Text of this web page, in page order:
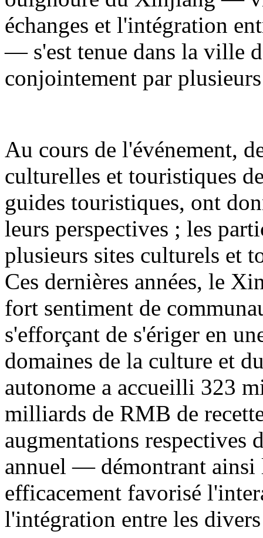
échanges et l'intégration
— s'est tenue dans la ville
conjointement par
Au cours de l'événement,
culturelles et touristiques
guides touristiques, ont
leurs perspectives ; les
plusieurs sites culturels et
Ces dernières années, le
fort sentiment de
s'efforçant de s'ériger en
domaines de la culture et
autonome a accueilli 323
milliards de RMB de
augmentations respectives
annuel — démontrant ainsi
efficacement favorisé
l'intégration entre les